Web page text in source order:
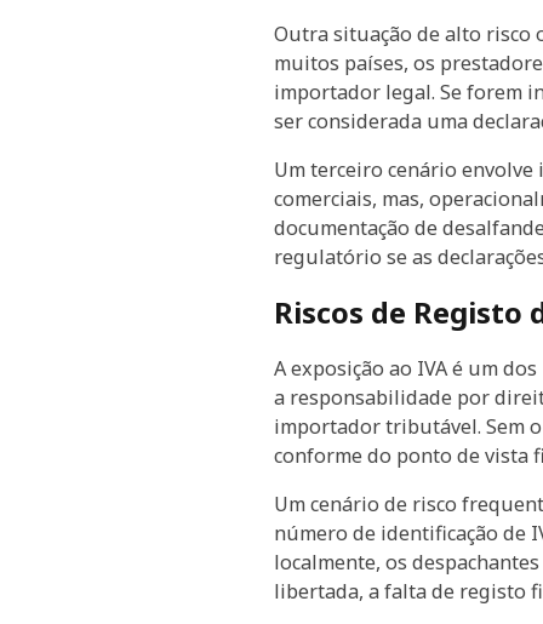
Outra situação de alto risco
muitos países, os
importador legal. Se forem
ser considerada uma
Um terceiro cenário envolve
comerciais, mas,
documentação de
regulatório se as
Riscos de Registo
A exposição ao IVA é um
a responsabilidade por
importador tributável. Sem
conforme do ponto de vista
Um cenário de risco
número de identificação de
localmente, os
libertada, a falta de registo